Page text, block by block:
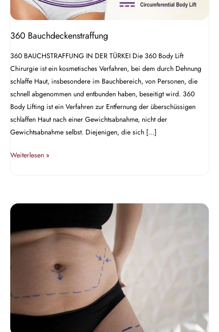
360 Bauchdeckenstraffung
360 BAUCHSTRAFFUNG IN DER TÜRKEI Die 360 Body Lift
Chirurgie ist ein kosmetisches Verfahren, bei dem durch Dehnung
schlaffe Haut, insbesondere im Bauchbereich, von Personen, die
schnell abgenommen und entbunden haben, beseitigt wird. 360
Body Lifting ist ein Verfahren zur Entfernung der überschüssigen
schlaffen Haut nach einer Gewichtsabnahme, nicht der
Gewichtsabnahme selbst. Diejenigen, die sich […]
Weiterlesen »
Mini-